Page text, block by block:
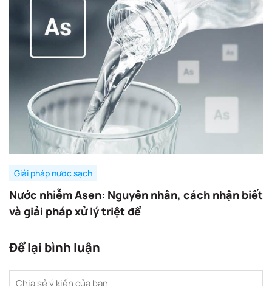
Giải pháp nước sạch
Nước nhiễm Asen: Nguyên nhân, cách nhận biết
và giải pháp xử lý triệt để
Để lại bình luận